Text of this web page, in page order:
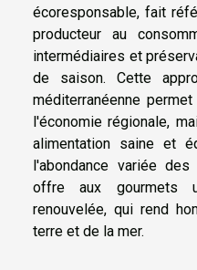
écoresponsable, fait
producteur au
intermédiaires et
de saison. Cette
méditerranéenne
l'économie régionale,
alimentation saine et
l'abondance variée des
offre aux gourmets
renouvelée, qui rend
terre et de la mer.